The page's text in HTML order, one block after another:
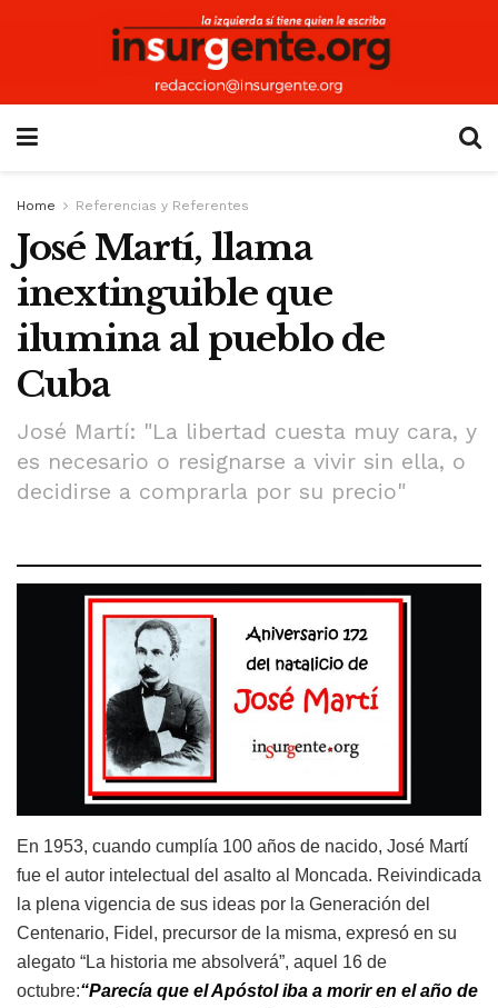
Home Referencias y Referentes
José Martí, llama
inextinguible que
ilumina al pueblo de
Cuba
José Martí: "La libertad cuesta muy cara, y
es necesario o resignarse a vivir sin ella, o
decidirse a comprarla por su precio"
En 1953, cuando cumplía 100 años de nacido, José Martí
fue el autor intelectual del asalto al Moncada. Reivindicada
la plena vigencia de sus ideas por la Generación del
Centenario, Fidel, precursor de la misma, expresó en su
alegato “La historia me absolverá”, aquel 16 de
octubre:“Parecía que el Apóstol iba a morir en el año de